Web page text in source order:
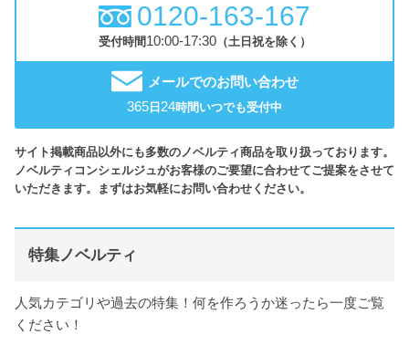
0120-163-167
受付時間10:00-17:30（土日祝を除く）
メールでのお問い合わせ
365 日 24時間いつでも受付中
サイト掲載商品以外にも多数のノベルティ商品を取り扱っております。
ノベルティコンシェルジュがお客様のご要望に合わせてご提案をさせて
いただきます。まずはお気軽にお問い合わせください。
特集ノベルティ
人気カテゴリや過去の特集！何を作ろうか迷ったら一度ご覧
ください！